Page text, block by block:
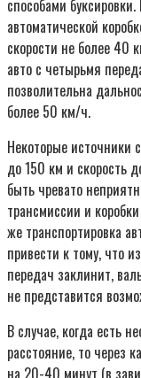
способами
автоматической
скорости не более 40
авто с четырьмя
позволительна
более 50 км/ч.
Некоторые источники
до 150 км и скорость
быть чревато
трансмиссии и
же транспортировка
привести к тому, что
передач заклинит,
не представится
В случае, когда есть
расстояние, то через
на 20-40 минут (в